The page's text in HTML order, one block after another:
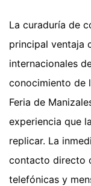
La curaduría de
principal ventaja
internacionales
conocimiento de
Feria de
experiencia que
replicar. La
contacto directo
telefónicas y